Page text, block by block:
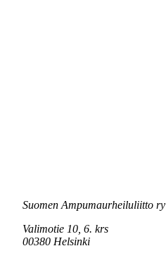
Suomen Ampumaurheiluliitto ry
Valimotie 10, 6. krs
00380 Helsinki